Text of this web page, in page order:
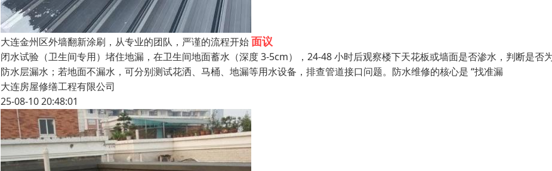
大连金州区外墙翻新涂刷，从专业的团队，严谨的流程开始面议
闭水试验（卫生间专用）堵住地漏，在卫生间地面蓄水（深度 3-5cm），24-48 小时后观察楼下天花板或墙面是否渗水，判断是否
防水层漏水；若地面不漏水，可分别测试花洒、马桶、地漏等用水设备，排查管道接口问题。防水维修的核心是 “找准漏
大连房屋修缮工程有限公司
25-08-10 20:48:01